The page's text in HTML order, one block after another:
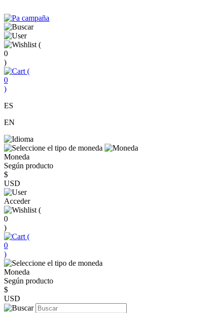
(
0
)
(
0
)
ES
EN
Moneda
Según producto
$
USD
Acceder
(
0
)
(
0
)
Moneda
Según producto
$
USD